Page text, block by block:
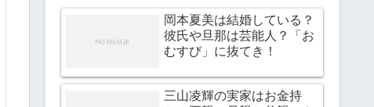
岡本夏美は結婚している？
彼氏や旦那は芸能人？「お
むすび」に抜てき！
三山凌輝の実家はお金持